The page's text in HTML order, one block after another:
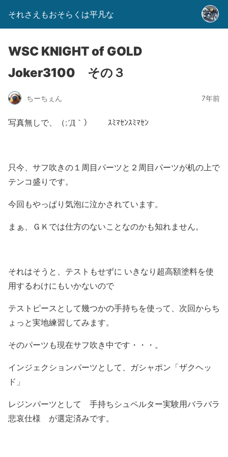
それさえもおそらくは平凡な
WSC KNIGHT of GOLD
Joker3100 その３
ちーちぇん 7年前
写真無しで、（;´Д｀） ｽﾐﾏｾﾝｽﾐﾏｾﾝ
只今、サフ吹きの１周目パーツと２周目パーツが机の上で
テンコ盛りです。
今回もやっぱり気泡に泣かされています。
まぁ、ＧＫでは仕方のないことなのかも知れません。
それはそうと、テストもせずに いきなり超高額塗料を使
用するわけにもいかないので
テストピースとして幾つかの手持ちを使って、次回からち
ょっと実地練習してみます。
そのパーツも現在サフ吹き中です・・・。
インジェクションパーツとして、ガシャポン「ザクヘッ
ド」
レジンパーツとして 手持ちシュペルター実験用バラバラ
悲哀仕様 が選定済みです。